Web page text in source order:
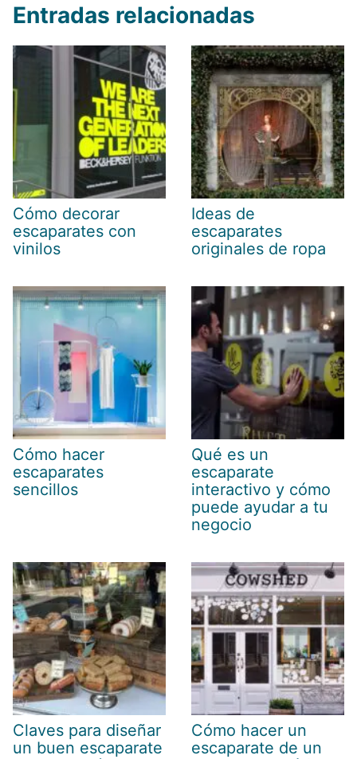
Entradas relacionadas
Cómo decorar
escaparates con
vinilos
Ideas de
escaparates
originales de ropa
Cómo hacer
escaparates
sencillos
Qué es un
escaparate
interactivo y cómo
puede ayudar a tu
negocio
Claves para diseñar
un buen escaparate
Cómo hacer un
escaparate de un